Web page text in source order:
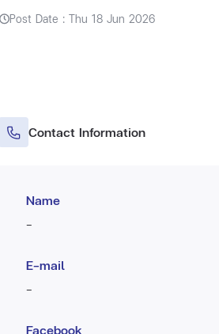
Post Date : Thu 18 Jun 2026
Contact Information
Name
-
E-mail
-
Facebook